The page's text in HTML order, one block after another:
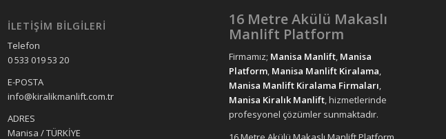
İLETIŞIM BILGILERI
Telefon
0 533 019 53 20
E-POSTA
info@kiralikmanlift.com.tr
ADRES
Manisa / TÜRKİYE
16 Metre Akülü Makaslı
Manlift Platform
Firmamız; Manisa Manlift, Manisa
Platform, Manisa Manlift Kiralama,
Manisa Manlift Kiralama Firmaları,
Manisa Kiralık Manlift, hizmetlerinde
profesyonel çözümler sunmaktadır.